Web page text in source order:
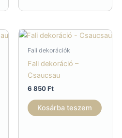
Fali dekorációk
Fali dekoráció –
Csaucsau
6 850Ft
Kosárba teszem